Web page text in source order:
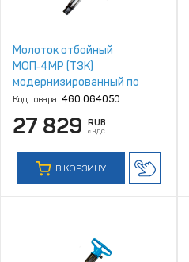
Молоток отбойный
МОП‑4МР (ТЗК)
модернизированный по
типу МО с пластиковой
Код товара: 460.064050
27 829 RUB
с НДС
В КОРЗИНУ